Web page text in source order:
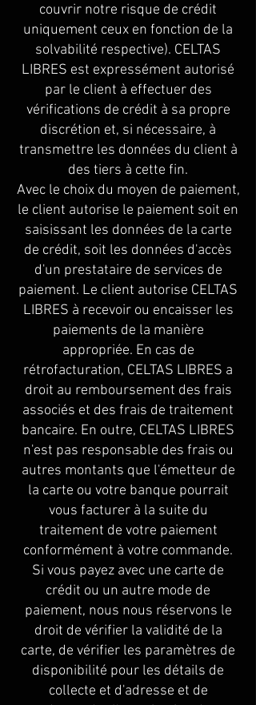
couvrir notre risque de crédit
uniquement ceux en fonction de la
solvabilité respective). CELTAS
LIBRES est expressément autorisé
par le client à effectuer des
vérifications de crédit à sa propre
discrétion et, si nécessaire, à
transmettre les données du client à
des tiers à cette fin.
Avec le choix du moyen de paiement,
le client autorise le paiement soit en
saisissant les données de la carte
de crédit, soit les données d'accès
d'un prestataire de services de
paiement. Le client autorise CELTAS
LIBRES à recevoir ou encaisser les
paiements de la manière
appropriée. En cas de
rétrofacturation, CELTAS LIBRES a
droit au remboursement des frais
associés et des frais de traitement
bancaire. En outre, CELTAS LIBRES
n'est pas responsable des frais ou
autres montants que l'émetteur de
la carte ou votre banque pourrait
vous facturer à la suite du
traitement de votre paiement
conformément à votre commande.
Si vous payez avec une carte de
crédit ou un autre mode de
paiement, nous nous réservons le
droit de vérifier la validité de la
carte, de vérifier les paramètres de
disponibilité pour les détails de
collecte et d'adresse et de